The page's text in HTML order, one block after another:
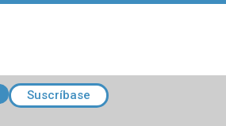
Suscríbase